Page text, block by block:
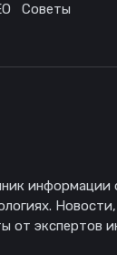
Советы
информации
от экспертов